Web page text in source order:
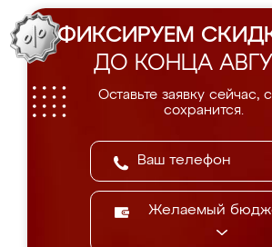
ФИКСИРУЕМ
ДО КОНЦА
Оставьте заявку сейчас,
сохранится.
Желаемый